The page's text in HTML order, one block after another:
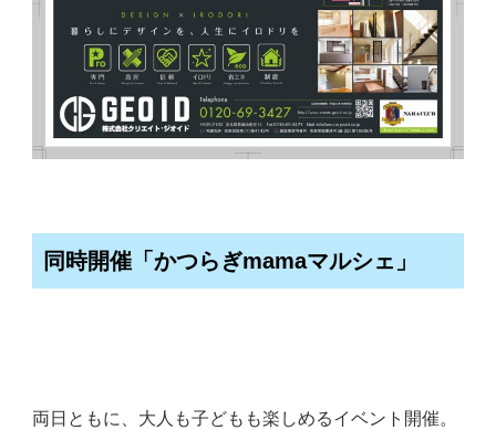
同時開催「かつらぎmamaマルシェ」
両日ともに、大人も子どもも楽しめるイベント開催。